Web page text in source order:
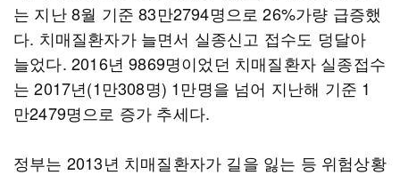
는 지난 8월 기준 83만2794명으로 26%가량 급증했
다. 치매질환자가 늘면서 실종신고 접수도 덩달아
늘었다. 2016년 9869명이었던 치매질환자 실종접수
는 2017년(1만308명) 1만명을 넘어 지난해 기준 1
만2479명으로 증가 추세다.
정부는 2013년 치매질환자가 길을 잃는 등 위험상황